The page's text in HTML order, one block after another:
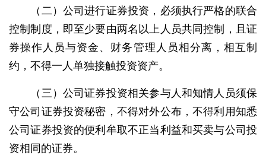
（二）公司进行证券投资，必须执行严格的联合
控制制度，即至少要由两名以上人员共同控制，且证
券操作人员与资金、财务管理人员相分离，相互制
约，不得一人单独接触投资资产。
（三）公司证券投资相关参与人和知情人员须保
守公司证券投资秘密，不得对外公布，不得利用知悉
公司证券投资的便利牟取不正当利益和买卖与公司投
资相同的证券。